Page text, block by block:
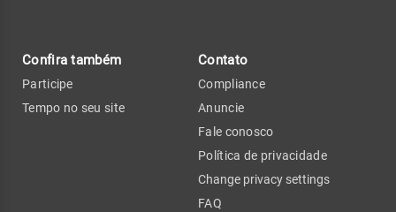
Confira também
Participe
Tempo no seu site
Contato
Compliance
Anuncie
Fale conosco
Política de privacidade
Change privacy settings
FAQ